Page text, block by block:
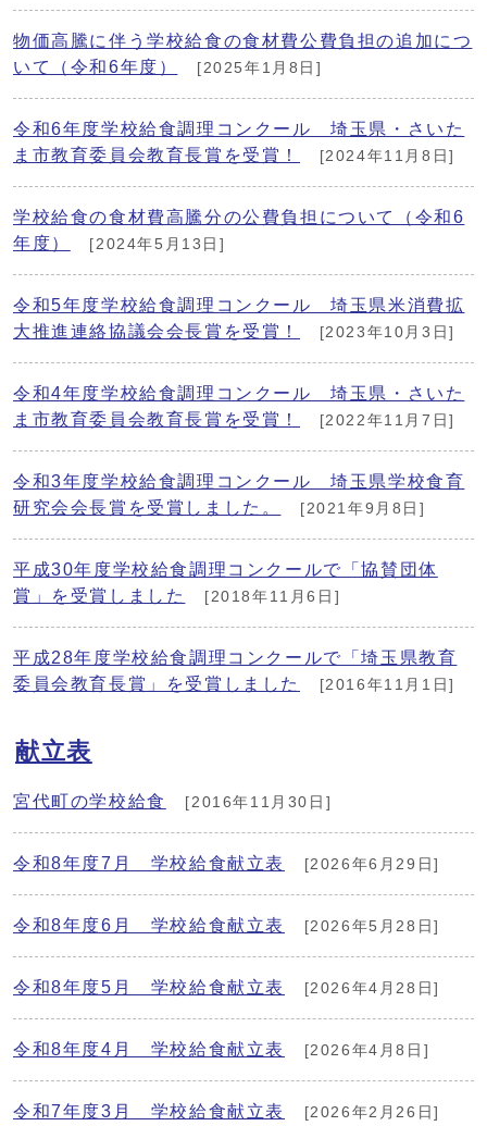
物価高騰に伴う学校給食の食材費公費負担の追加につ
いて（令和6年度）
[2025年1月8日]
令和6年度学校給食調理コンクール 埼玉県・さいた
ま市教育委員会教育長賞を受賞！
[2024年11月8日]
学校給食の食材費高騰分の公費負担について（令和6
年度）
[2024年5月13日]
令和5年度学校給食調理コンクール 埼玉県米消費拡
大推進連絡協議会会長賞を受賞！
[2023年10月3日]
令和4年度学校給食調理コンクール 埼玉県・さいた
ま市教育委員会教育長賞を受賞！
[2022年11月7日]
令和3年度学校給食調理コンクール 埼玉県学校食育
研究会会長賞を受賞しました。
[2021年9月8日]
平成30年度学校給食調理コンクールで「協賛団体
賞」を受賞しました
[2018年11月6日]
平成28年度学校給食調理コンクールで「埼玉県教育
委員会教育長賞」を受賞しました
[2016年11月1日]
献立表
宮代町の学校給食 [2016年11月30日]
令和8年度7月 学校給食献立表 [2026年6月29日]
令和8年度6月 学校給食献立表 [2026年5月28日]
令和8年度5月 学校給食献立表 [2026年4月28日]
令和8年度4月 学校給食献立表 [2026年4月8日]
令和7年度3月 学校給食献立表 [2026年2月26日]